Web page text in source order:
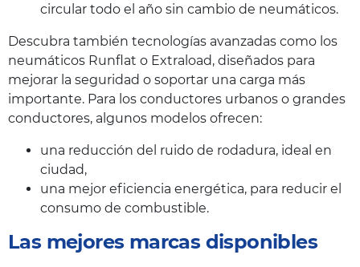
circular todo el año sin cambio de neumáticos.
Descubra también tecnologías avanzadas como los
neumáticos Runflat o Extraload, diseñados para
mejorar la seguridad o soportar una carga más
importante. Para los conductores urbanos o grandes
conductores, algunos modelos ofrecen:
una reducción del ruido de rodadura, ideal en
ciudad,
una mejor eficiencia energética, para reducir el
consumo de combustible.
Las mejores marcas disponibles